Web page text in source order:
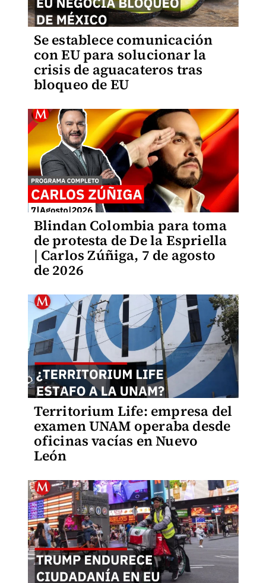
Se establece comunicación
con EU para solucionar la
crisis de aguacateros tras
bloqueo de EU
Blindan Colombia para toma
de protesta de De la Espriella
| Carlos Zúñiga, 7 de agosto
de 2026
Territorium Life: empresa del
examen UNAM operaba desde
oficinas vacías en Nuevo
León